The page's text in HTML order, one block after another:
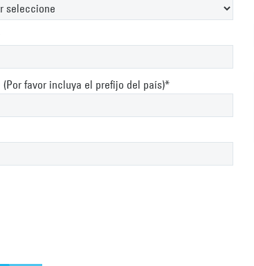
(Por favor incluya el prefijo del país)*